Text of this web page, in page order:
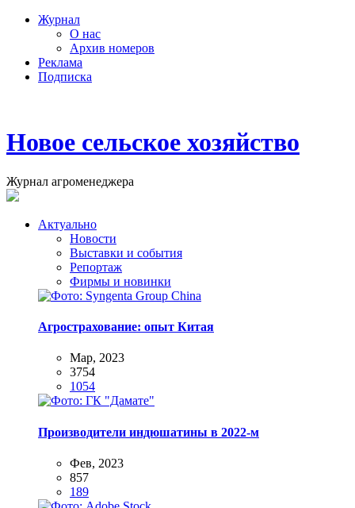
Журнал
О нас
Архив номеров
Реклама
Подписка
Новое сельское хозяйство
Журнал агроменеджера
Актуально
Новости
Выставки и события
Репортаж
Фирмы и новинки
Агрострахование: опыт Китая
Мар, 2023
3754
1054
Производители индюшатины в 2022-м
Фев, 2023
857
189